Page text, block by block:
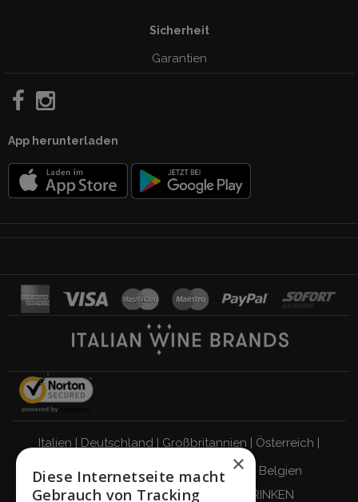
Sicherheit
Garantien
App herunterladen
Italien | Deutschland | Großbritannien | Österreich |
Schweiz|Niederlande| Frankreich
Belgien
VERANTWORTUNGSBEWUSST TRINKEN
×
Diese Internetseite macht
Gebrauch von Tracking